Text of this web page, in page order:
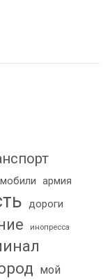
армия
дороги
инопресса
мой